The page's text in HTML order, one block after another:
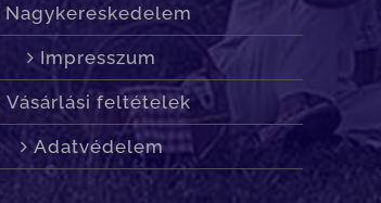
Nagykereskedelem
Impresszum
Vásárlási feltételek
Adatvédelem